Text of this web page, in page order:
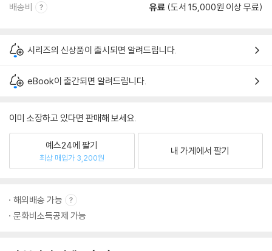
배송비 유료 (도서 15,000원 이상 무료)
시리즈의 신상품이 출시되면 알려드립니다.
eBook이 출간되면 알려드립니다.
이미 소장하고 있다면 판매해 보세요.
예스24에 팔기
최상 매입가 3,200원
내 가게에서 팔기
해외배송 가능
문화비소득공제 가능